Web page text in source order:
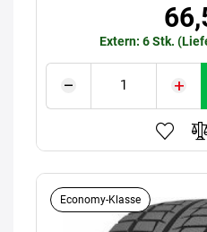
Extern: 6 Stk.
Economy-Klasse